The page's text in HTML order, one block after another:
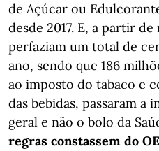
de Açúcar ou
desde 2017. E, a partir de
perfaziam um total de
ano, sendo que 186
ao imposto do tabaco e
das bebidas, passaram a
geral e não o bolo da
regras constassem do